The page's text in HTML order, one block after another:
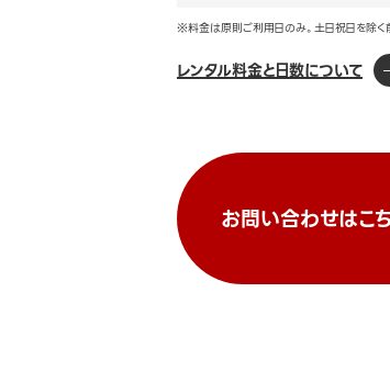
※料金は原則ご利用日のみ。土日祝日を除
レンタル料金と日数について
お問い合わせはこ